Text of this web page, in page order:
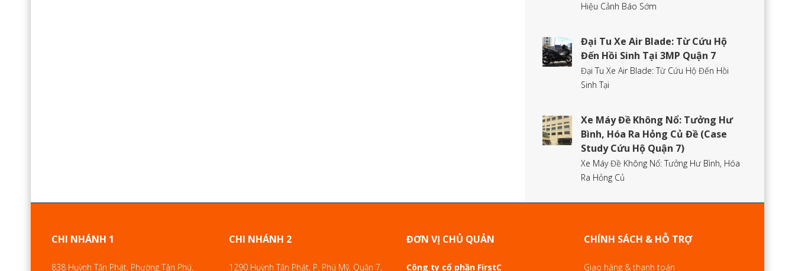
Hiệu Cảnh Báo Sớm
Đại Tu Xe Air Blade: Từ Cứu Hộ
Đến Hồi Sinh Tại 3MP Quận 7
Đại Tu Xe Air Blade: Từ Cứu Hộ Đến Hồi
Sinh Tại
Xe Máy Đề Không Nổ: Tưởng Hư
Bình, Hóa Ra Hỏng Củ Đề (Case
Study Cứu Hộ Quận 7)
Xe Máy Đề Không Nổ: Tưởng Hư Bình, Hóa
Ra Hỏng Củ
CHI NHÁNH 1
838 Huỳnh Tấn Phát, Phường Tân Phú,
CHI NHÁNH 2
1290 Huỳnh Tấn Phát, P. Phú Mỹ, Quận 7,
ĐƠN VỊ CHỦ QUẢN
Công ty cổ phần FirstC
CHÍNH SÁCH & HỖ TRỢ
Giao hàng & thanh toán